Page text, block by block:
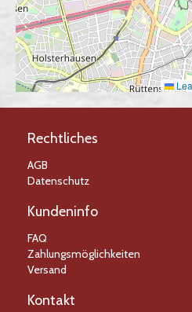
Rechtliches
AGB
Datenschutz
Kundeninfo
FAQ
Zahlungsmöglichkeiten
Versand
Kontakt